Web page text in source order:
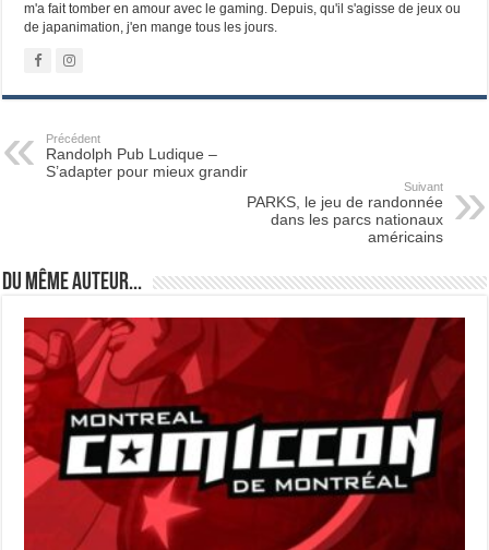
m'a fait tomber en amour avec le gaming. Depuis, qu'il s'agisse de jeux ou
de japanimation, j'en mange tous les jours.
Précédent
Randolph Pub Ludique –
S’adapter pour mieux grandir
Suivant
PARKS, le jeu de randonnée
dans les parcs nationaux
américains
Du même auteur...